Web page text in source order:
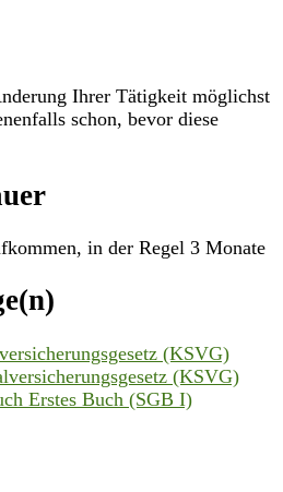
Ihrer Tätigkeit möglichst
schon, bevor diese
in der Regel 3 Monate
(KSVG)
(KSVG)
Erstes Buch (SGB I)